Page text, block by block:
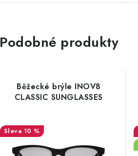
Podobné produkty
Běžecké brýle INOV8
CLASSIC SUNGLASSES
10 %